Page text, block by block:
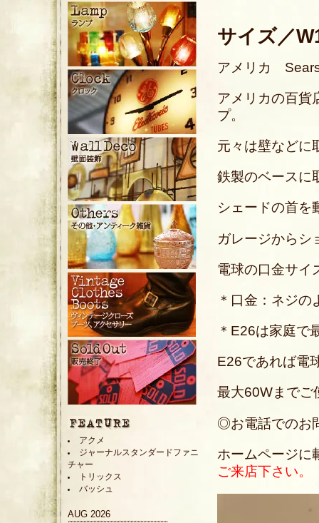
サイズ／
アメリカ
アメリカの百貨
プ。
元々は壁などに
鉄製のベースに
シェードの首を
ガレージからシ
電球の口金サイ
＊口金：ネジ
＊E26は家庭で
E26であれば電
最大60Wまでご
◎お電話でのお
ホームページに
ご来店下さい。
アクメ
ジャーナルスタンダードファニ
チャー
トリックス
バッシュ
AUG 2026